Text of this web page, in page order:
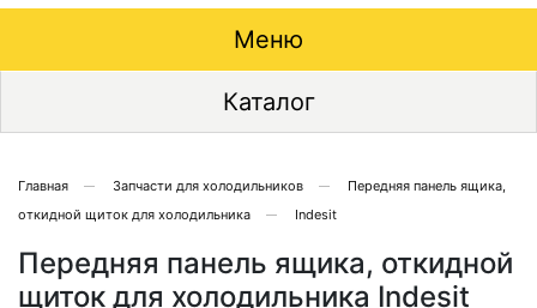
Меню
Каталог
Главная Запчасти для холодильников
Передняя панель ящика,
откидной щиток для холодильника
Indesit
Передняя панель ящика, откидной
щиток для холодильника Indesit